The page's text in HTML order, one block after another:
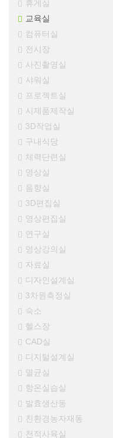
휴게실
교육실
컴퓨터실
전시장
사진촬영실
샤워실
프로젝트실
시제품제작실
3D작업실
구내식당
체력단련실
영상실
음향실
3D편집실
영상편집실
연구실
영상강의실
자료실
디자인설계실
3차원측정실
숙소
헬스장
CAD실
디지털설계실
멸균실
항온실습실
발효생산동
친환경농자재동
천적사육실